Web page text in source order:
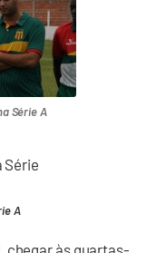
Série A
A